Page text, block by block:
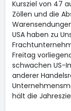
Kursziel von 47
Zöllen und die
USA haben zu
Freitag
schwachen US-
anderer
hält die